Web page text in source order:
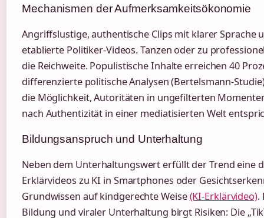
Mechanismen der Aufmerksamkeitsökonomie
Angriffslustige, authentische Clips mit klarer Sprache
etablierte Politiker-Videos. Tanzen oder zu
die Reichweite. Populistische Inhalte erreichen 40
differenzierte politische Analysen (Bertelsmann-
die Möglichkeit, Autoritäten in ungefilterten
nach Authentizität in einer mediatisierten Welt
Bildungsanspruch und Unterhaltung
Neben dem Unterhaltungswert erfüllt der Trend eine
Erklärvideos zu KI in Smartphones oder
Grundwissen auf kindgerechte Weise(KI-Erklärvideo).
Bildung und viraler Unterhaltung birgt Risiken: Die